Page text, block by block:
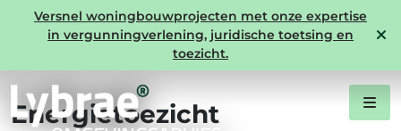
Versnel woningbouwprojecten met onze expertise
in vergunningverlening, juridische toetsing en
toezicht.
Expertise energie & duurzaamheid
Energietoezicht